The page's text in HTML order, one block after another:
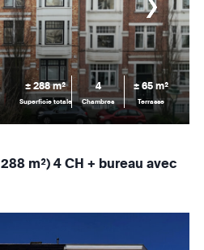
± 288 m²
Superficie totale
4
Chambres
± 65 m²
Terrasse
m²) 4 CH + bureau avec